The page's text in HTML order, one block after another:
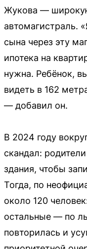
Жукова —
автомагистраль.
сына через эту
ипотека на
нужна. Ребёнок,
видеть в 162
— добавил он.
В 2024 году
скандал:
здания, чтобы
Тогда, по
около 120
остальные — по
повторилась и